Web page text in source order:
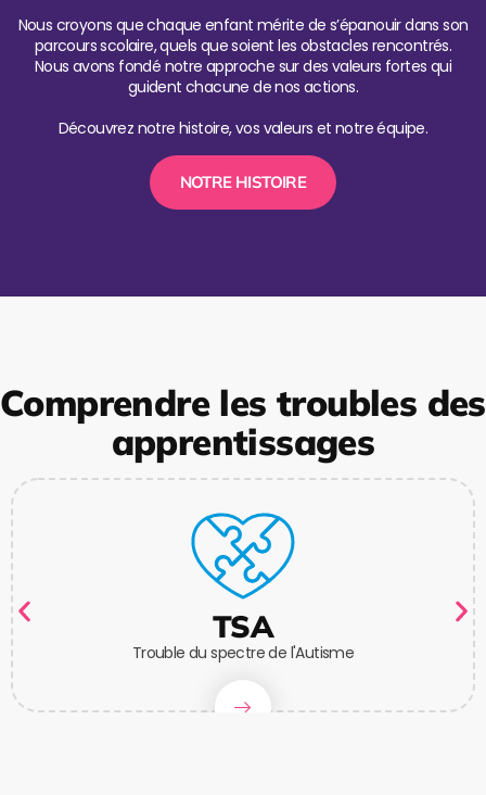
Nous croyons que chaque enfant mérite de s’épanouir dans son
parcours scolaire, quels que soient les obstacles rencontrés.
Nous avons fondé notre approche sur des valeurs fortes qui
guident chacune de nos actions.
Découvrez notre histoire, vos valeurs et notre équipe.
NOTRE HISTOIRE
Comprendre les troubles des
apprentissages
TSA
Trouble du spectre de l'Autisme